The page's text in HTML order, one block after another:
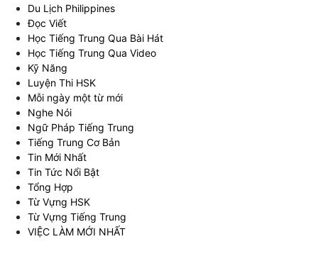
Du Lịch Philippines
Đọc Viết
Học Tiếng Trung Qua Bài Hát
Học Tiếng Trung Qua Video
Kỹ Năng
Luyện Thi HSK
Mỗi ngày một từ mới
Nghe Nói
Ngữ Pháp Tiếng Trung
Tiếng Trung Cơ Bản
Tin Mới Nhất
Tin Tức Nổi Bật
Tổng Hợp
Từ Vựng HSK
Từ Vựng Tiếng Trung
VIỆC LÀM MỚI NHẤT